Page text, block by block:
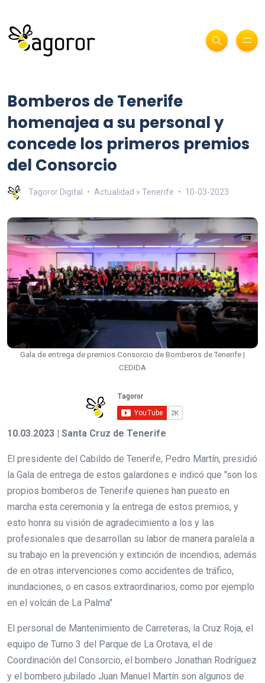
Bomberos de Tenerife
homenajea a su personal y
concede los primeros premios
del Consorcio
Tagoror Digital Actualidad » Tenerife 10-03-2023
Gala de entrega de premios Consorcio de Bomberos de Tenerife |
CEDIDA
10.03.2023 | Santa Cruz de Tenerife
El presidente del Cabildo de Tenerife, Pedro Martín, presidió
la Gala de entrega de estos galardones e indicó que "son los
propios bomberos de Tenerife quienes han puesto en
marcha esta ceremonia y la entrega de estos premios, y
esto honra su visión de agradecimiento a los y las
profesionales que desarrollan su labor de manera paralela a
su trabajo en la prevención y extinción de incendios, además
de en otras intervenciones como accidentes de tráfico,
inundaciones, o en casos extraordinarios, como por ejemplo
en el volcán de La Palma"
El personal de Mantenimiento de Carreteras, la Cruz Roja, el
equipo de Turno 3 del Parque de La Orotava, el de
Coordinación del Consorcio, el bombero Jonathan Rodríguez
y el bombero jubilado Juan Manuel Martín son algunos de